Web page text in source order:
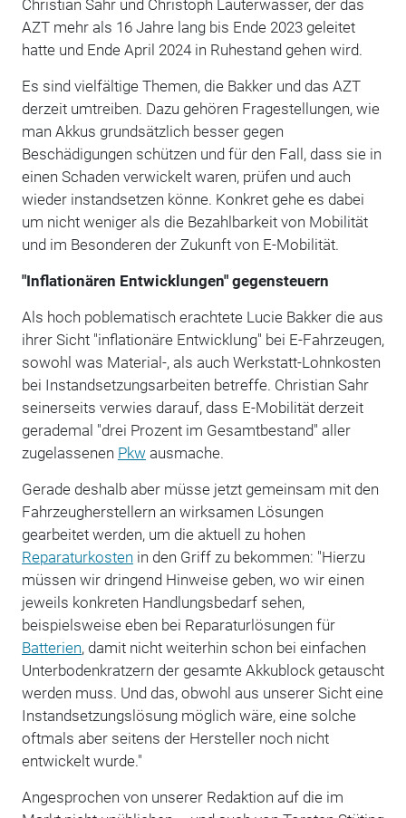
Christian Sahr und Christoph Lauterwasser, der das
AZT mehr als 16 Jahre lang bis Ende 2023 geleitet
hatte und Ende April 2024 in Ruhestand gehen wird.
Es sind vielfältige Themen, die Bakker und das AZT
derzeit umtreiben. Dazu gehören Fragestellungen, wie
man Akkus grundsätzlich besser gegen
Beschädigungen schützen und für den Fall, dass sie in
einen Schaden verwickelt waren, prüfen und auch
wieder instandsetzen könne. Konkret gehe es dabei
um nicht weniger als die Bezahlbarkeit von Mobilität
und im Besonderen der Zukunft von E-Mobilität.
"Inflationären Entwicklungen" gegensteuern
Als hoch poblematisch erachtete Lucie Bakker die aus
ihrer Sicht "inflationäre Entwicklung" bei E-Fahrzeugen,
sowohl was Material-, als auch Werkstatt-Lohnkosten
bei Instandsetzungsarbeiten betreffe. Christian Sahr
seinerseits verwies darauf, dass E-Mobilität derzeit
gerademal "drei Prozent im Gesamtbestand" aller
zugelassenen Pkw ausmache.
Gerade deshalb aber müsse jetzt gemeinsam mit den
Fahrzeugherstellern an wirksamen Lösungen
gearbeitet werden, um die aktuell zu hohen
Reparaturkosten in den Griff zu bekommen: "Hierzu
müssen wir dringend Hinweise geben, wo wir einen
jeweils konkreten Handlungsbedarf sehen,
beispielsweise eben bei Reparaturlösungen für
Batterien, damit nicht weiterhin schon bei einfachen
Unterbodenkratzern der gesamte Akkublock getauscht
werden muss. Und das, obwohl aus unserer Sicht eine
Instandsetzungslösung möglich wäre, eine solche
oftmals aber seitens der Hersteller noch nicht
entwickelt wurde."
Angesprochen von unserer Redaktion auf die im